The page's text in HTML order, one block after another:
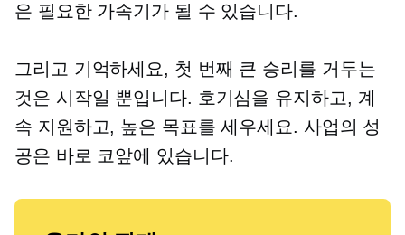
은 필요한 가속기가 될 수 있습니다.
그리고 기억하세요, 첫 번째 큰 승리를 거두는
것은 시작일 뿐입니다. 호기심을 유지하고, 계
속 지원하고, 높은 목표를 세우세요. 사업의 성
공은 바로 코앞에 있습니다.